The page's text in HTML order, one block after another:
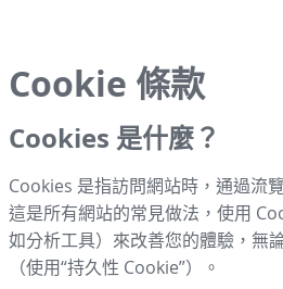
Cookie 條款
Cookies 是什麼？
Cookies 是指訪問網站時，通過流
這是所有網站的常見做法，使用
如分析工具）來改善您的體驗，無
（使用“持久性 Cookie”）。